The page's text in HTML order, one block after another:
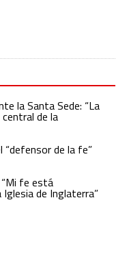
la Santa Sede: “La
de la
“defensor de la fe”
“Mi fe está
de Inglaterra”